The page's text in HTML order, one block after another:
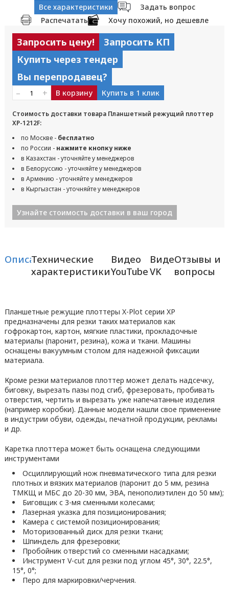
Все характеристики
Задать вопрос
Распечатать
Хочу похожий, но дешевле
Запросить цену!
Запросить КП
Купить через тендер
Вы перепродавец?
– + В корзину Купить в 1 клик
Стоимость доставки товара Планшетный режущий плоттер
XP-1212F:
по Москве - бесплатно
по России - нажмите кнопку ниже
в Казахстан - уточняйте у менеджеров
в Белоруссию - уточняйте у менеджеров
в Армению - уточняйте у менеджеров
в Кыргызстан - уточняйте у менеджеров
Узнайте стоимость доставки в ваш город
ОписаниеТехнические
характеристики
Видео
YouTube
Видео
VK
Отзывы и
вопросы
Планшетные режущие плоттеры X-Plot серии XP
предназначены для резки таких материалов как
гофрокартон, картон, мягкие пластики, прокладочные
материалы (паронит, резина), кожа и ткани. Машины
оснащены вакуумным столом для надежной фиксации
материала.
Кроме резки материалов плоттер может делать надсечку,
биговку, вырезать пазы под сгиб, фрезеровать, пробивать
отверстия, чертить и вырезать уже напечатанные изделия
(например коробки). Данные модели нашли свое применение
в индустрии обуви, одежды, печатной продукции, рекламы
и др.
Каретка плоттера может быть оснащена следующими
инструментами
Осциллирующий нож пневматического типа для резки
плотных и вязких материалов (паронит до 5 мм, резина
ТМКЩ и МБС до 20-30 мм, ЭВА, пенополиэтилен до 50 мм);
Биговщик с 3-мя сменными колесами;
Лазерная указка для позиционирования;
Камера с системой позиционирования;
Моторизованный диск для резки ткани;
Шпиндель для фрезеровки;
Пробойник отверстий со сменными насадками;
Инструмент V-cut для резки под углом 45°, 30°, 22.5°,
15°, 0°;
Перо для маркировки/черчения.